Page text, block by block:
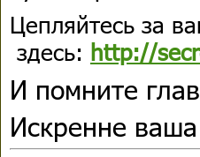
Цепляйтесь за
здесь: http://
И помните
Искренне